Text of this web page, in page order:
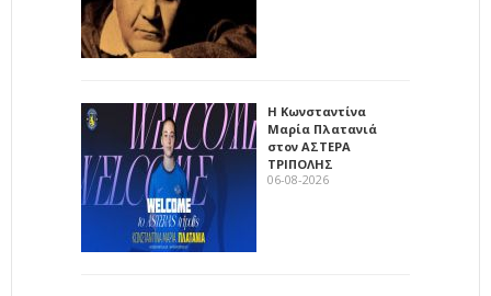
Η Κωνσταντίνα
Μαρία Πλατανιά
στον ΑΣΤΕΡΑ
ΤΡΙΠΟΛΗΣ
06-08-2026